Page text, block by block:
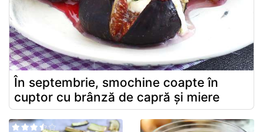
În septembrie, smochine coapte în
cuptor cu brânză de capră și miere